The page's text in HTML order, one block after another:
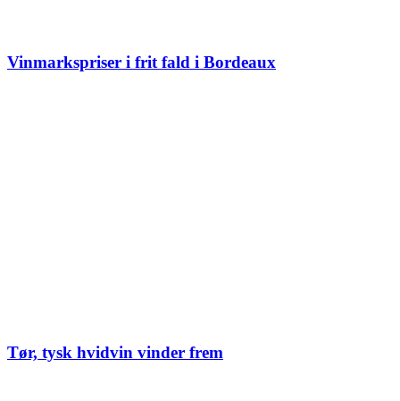
Vinmarkspriser i frit fald i Bordeaux
Tør, tysk hvidvin vinder frem